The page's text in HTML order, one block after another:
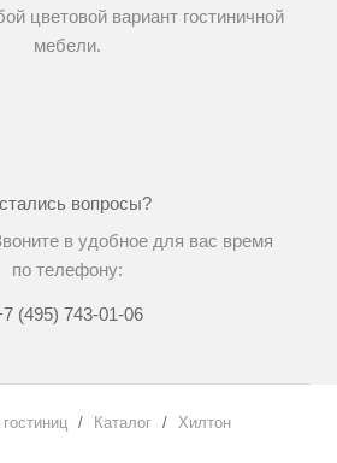
цветовой вариант гостиничной
мебели.
вопросы?
в удобное для вас время
по телефону:
(495) 743-01-06
Каталог
Хилтон